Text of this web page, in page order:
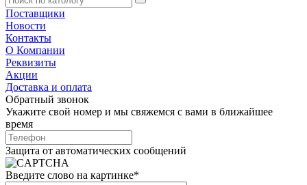
Поставщики
Новости
Контакты
О Компании
Реквизиты
Акции
Доставка и оплата
Обратный звонок
Укажите свой номер и мы свяжемся с вами в ближайшее
время
Защита от автоматических сообщений
Введите слово на картинке*